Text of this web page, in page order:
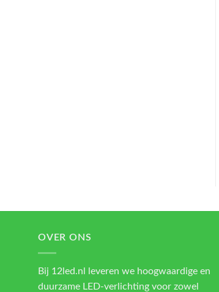
OVER ONS
Bij 12led.nl leveren we hoogwaardige en
duurzame LED-verlichting voor zowel